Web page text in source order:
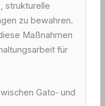
strukturelle
zu bewahren.
Maßnahmen
für
Gato‑ und